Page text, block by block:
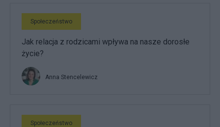
Społeczeństwo
Jak relacja z rodzicami wpływa na nasze dorosłe
życie?
Anna Stencelewicz
Społeczeństwo